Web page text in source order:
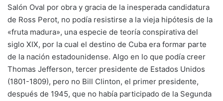
Salón Oval por obra y gracia de la inesperada candidatura
de Ross Perot, no podía resistirse a la vieja hipótesis de la
«fruta madura», una especie de teoría conspirativa del
siglo XIX, por la cual el destino de Cuba era formar parte
de la nación estadounidense. Algo en lo que podía creer
Thomas Jefferson, tercer presidente de Estados Unidos
(1801-1809), pero no Bill Clinton, el primer presidente,
después de 1945, que no había participado de la Segunda